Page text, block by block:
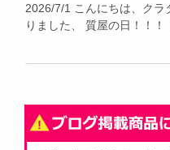
2026/7/1 こんにちは、クラ
りました、 質屋の日！！！